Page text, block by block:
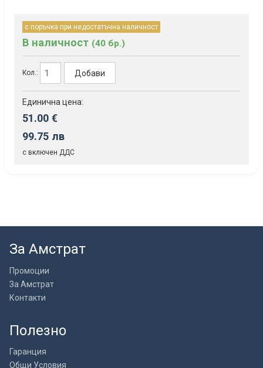
с поръчка при недостатъчна наличност
В наличност (40 бр.)
Кол.: Добави
Единична цена:
51.00 €
99.75 лв
с включен ДДС
За Амстрат
Промоции
За Амстрат
Контакти
Полезно
Гаранция
Общи Условия